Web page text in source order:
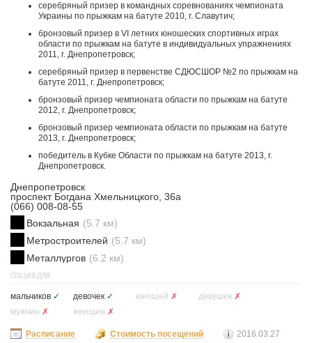
серебряный призер в командных соревнованиях чемпионата
Украины по прыжкам на батуте 2010, г. Славутич;
бронзовый призер в VI летних юношеских спортивных играх
области по прыжкам на батуте в индивидуальных упражнениях
2011, г. Днепропетровск;
серебряный призер в первенстве СДЮСШОР №2 по прыжкам на
батуте 2011, г. Днепропетровск;
бронзовый призер чемпионата области по прыжкам на батуте
2012, г. Днепропетровск;
бронзовый призер чемпионата области по прыжкам на батуте
2013, г. Днепропетровск;
победитель в Кубке Области по прыжкам на батуте 2013, г.
Днепропетровск.
Днепропетровск
проспект Богдана Хмельницкого, 36а
(066) 008-08-55
Вокзальная (5.7 км)
Метростроителей (5.7 км)
Металлургов (6.2 км)
СЕКЦИЯ ДЛЯ
мальчиков ✓ девочек ✓ юношей ✗ девушек ✗
мужчин ✗ женщин ✗
Расписание Стоимость посещений 2016.03.27